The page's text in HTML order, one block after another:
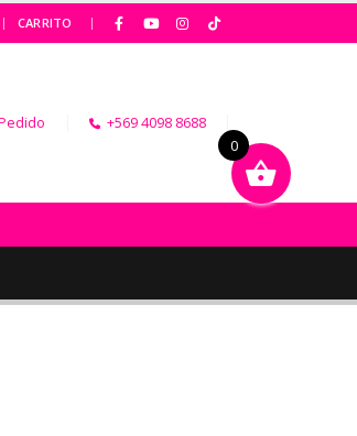
CARRITO |
+569 4098 8688
0